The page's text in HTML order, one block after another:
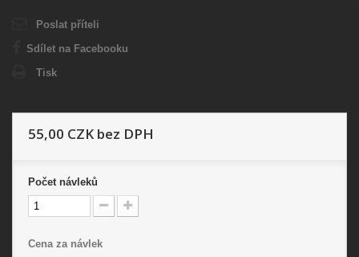
Poslat příteli
Sdílet na Facebooku
Tisk
55,00 CZK bez DPH
Počet návleků
Cena za návlek